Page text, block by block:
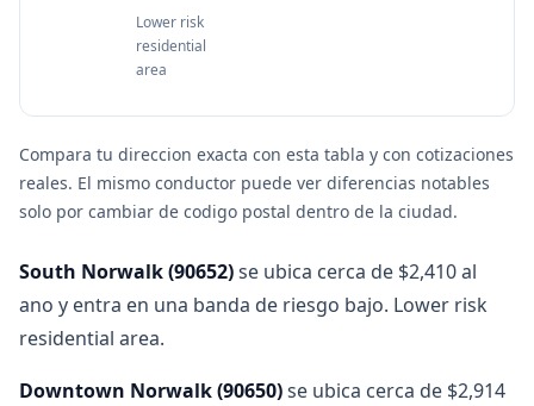
Lower risk
residential
area
Compara tu direccion exacta con esta tabla y con cotizaciones
reales. El mismo conductor puede ver diferencias notables
solo por cambiar de codigo postal dentro de la ciudad.
South Norwalk(90652)se ubica cerca de $2,410 al
ano y entra en una banda de riesgo bajo. Lower risk
residential area.
Downtown Norwalk(90650)se ubica cerca de $2,914